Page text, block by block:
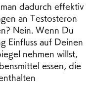
dadurch effektiv
an Testosteron
Nein. Wenn Du
Einfluss auf Deinen
nehmen willst,
essen, die